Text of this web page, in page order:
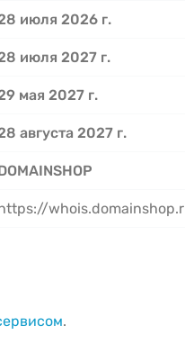
июля 2026 г.
июля 2027 г.
мая 2027 г.
августа 2027 г.
.